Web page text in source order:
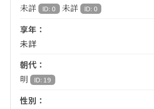
未詳 ID: 0 未詳 ID: 0
享年：
未詳
朝代：
明 ID: 19
性別：